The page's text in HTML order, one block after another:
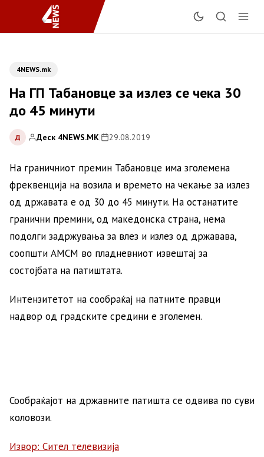
4NEWS.mk
На ГП Табановце за излез се чека 30
до 45 минути
Д Деск 4NEWS.MK| 29.08.2019
На граничниот премин Табановце има зголемена
фреквенција на возила и времето на чекање за излез
од државата е од 30 до 45 минути. На останатите
гранични премини, од македонска страна, нема
подолги задржувања за влез и излез од државава,
соопшти АМСМ во пладневниот извештај за
состојбата на патиштата.
Интензитетот на сообраќај на патните правци
надвор од градските средини е зголемен.
Сообраќајот на државните патишта се одвива по суви
коловози.
Извор: Сител телевизија